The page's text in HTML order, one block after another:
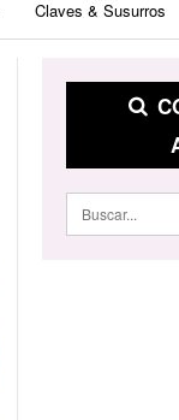
Claves & Susurros